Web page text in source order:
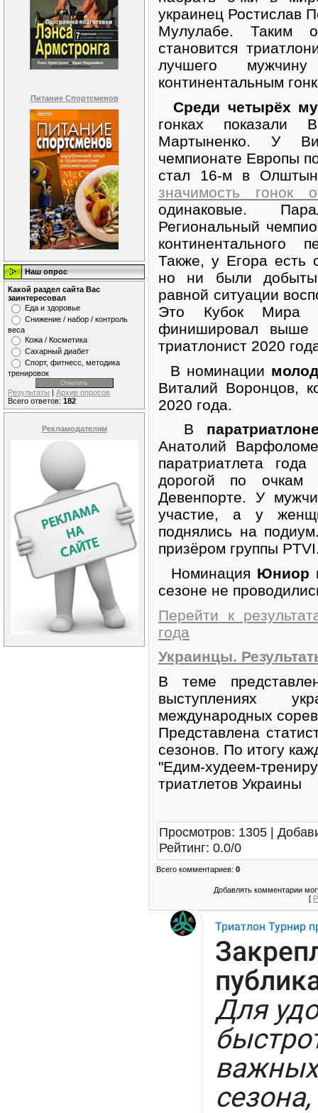
Питание Спортсменов
Наш опрос
Какой раздел сайта Вас
заинтересовал
Еда и здоровье
Снижение / набор / контроль
веса
Кожа / Косметика
Сахарный диабет
Спорт, фитнесс, методика
тренировок
Результаты | Архив опросов
Всего ответов: 182
Рекламодателям
украинец Ростислав
Мулулабе. Таким
становится
лучшего
континентальным
Среди четырёх
гонках показали
Мартыненко. У
чемпионате Европы
стал 16-м в
значимость гонок
одинаковые.
Региональный
континентального
Также, у Егора есть
но ни были
равной ситуации
Это Кубок Мира
финишировал выше
триатлонист 2020
В номинации
Виталий Воронцов,
2020 года.
В
Анатолий
паратриатлета
дорогой по
Девенпорте. У
участие, а у
поднялись на
призёром группы
Номинация Юниор
сезоне не
Перейти к
года
Украинцы.
В теме
выступлениях
международных
Представлена
сезонов. По итогу
"Едим-худеем-
триатлетов Украины
Просмотров: 1305 |
Рейтинг: 0.0/0
Всего комментариев: 0
Добавлять комментарии
[